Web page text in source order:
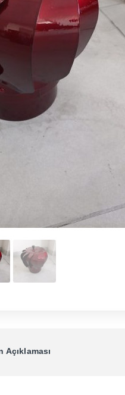
Açıklaması